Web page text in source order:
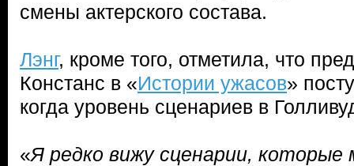
смены актерского состава.
Лэнг, кроме того, отметила, что
Констанс в «Истории ужасов»
когда уровень сценариев в
«Я редко вижу сценарии,